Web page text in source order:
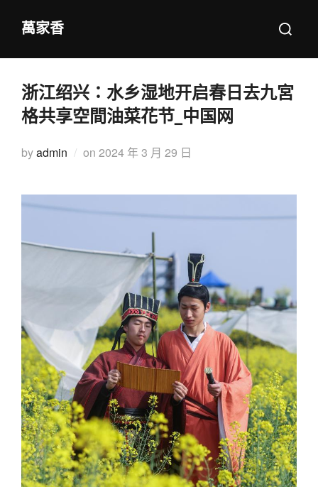
萬家香
Search
浙江绍兴：水乡湿地开启春日去九宮
格共享空間油菜花节_中国网
byadmin on Posted
2024 年 3 月 29 日